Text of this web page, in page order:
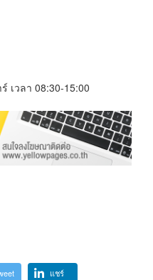
เวลา 08:30-15:00
แชร์